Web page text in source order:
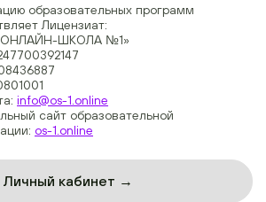
образовательных программ
Лицензиат:
ШКОЛА №1»
info@os-1.online
сайт образовательной
os-1.online
Личный кабинет →